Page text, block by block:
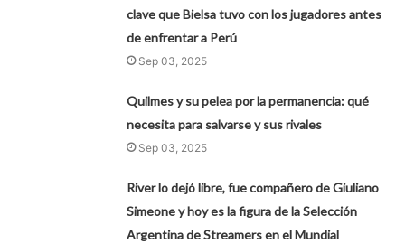
clave que Bielsa tuvo con los jugadores antes
de enfrentar a Perú
Sep 03, 2025
Quilmes y su pelea por la permanencia: qué
necesita para salvarse y sus rivales
Sep 03, 2025
River lo dejó libre, fue compañero de Giuliano
Simeone y hoy es la figura de la Selección
Argentina de Streamers en el Mundial